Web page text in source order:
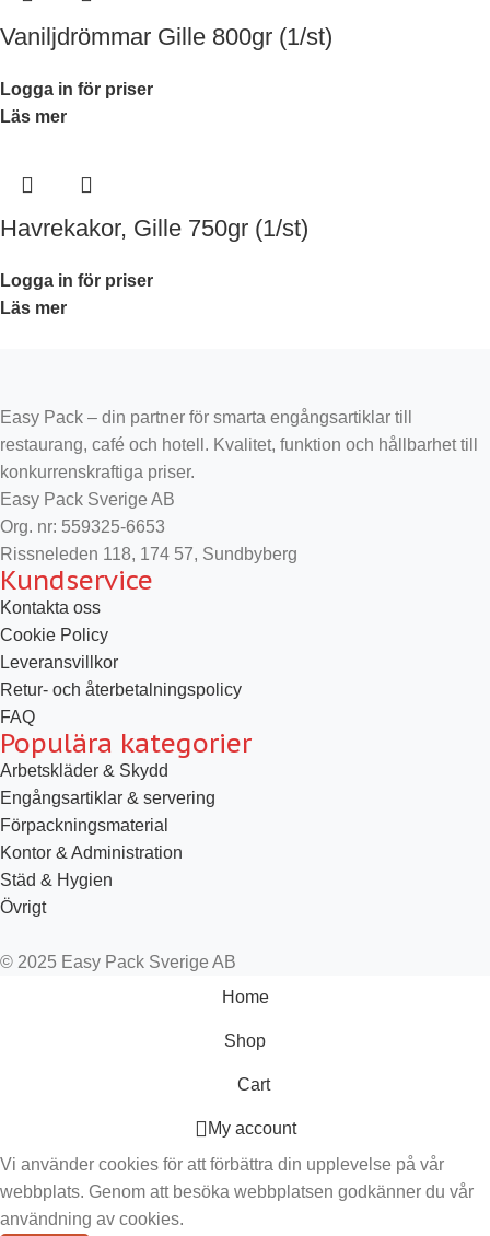
Vaniljdrömmar Gille 800gr (1/st)
Logga in för priser
Läs mer
Havrekakor, Gille 750gr (1/st)
Logga in för priser
Läs mer
Easy Pack – din partner för smarta engångsartiklar till
restaurang, café och hotell. Kvalitet, funktion och hållbarhet till
konkurrenskraftiga priser.
Easy Pack Sverige AB
Org. nr: 559325-6653
Rissneleden 118, 174 57, Sundbyberg
Kundservice
Kontakta oss
Cookie Policy
Leveransvillkor
Retur- och återbetalningspolicy
FAQ
Populära kategorier
Arbetskläder & Skydd
Engångsartiklar & servering
Förpackningsmaterial
Kontor & Administration
Städ & Hygien
Övrigt
© 2025 Easy Pack Sverige AB
Home
Shop
Cart
My account
Vi använder cookies för att förbättra din upplevelse på vår
webbplats. Genom att besöka webbplatsen godkänner du vår
användning av cookies.